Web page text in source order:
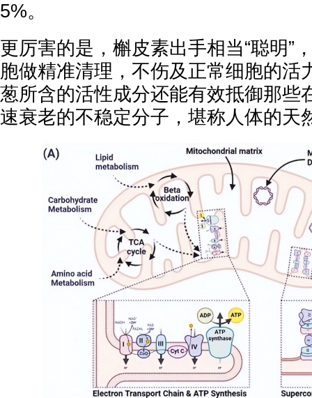
5%。
更厉害的是，槲皮素出手相当“聪明”
胞做精准清理，不伤及正常细胞的活
葱所含的活性成分还能有效抵御那些
速衰老的不稳定分子，堪称人体的天